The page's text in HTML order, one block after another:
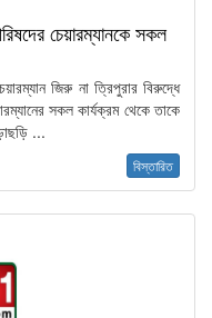
চেয়ারম্যানকে সকল
জিরু না ত্রিপুরার বিরুদ্ধে
সকল কার্যক্রম থেকে তাকে
...
বিস্তারিত